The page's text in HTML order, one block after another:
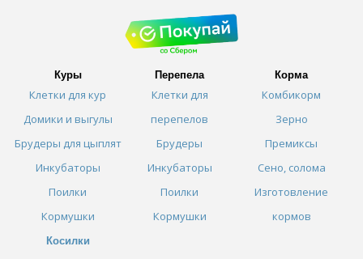
Куры
Клетки для кур
Домики и выгулы
Брудеры для цыплят
Инкубаторы
Поилки
Кормушки
Косилки
Перепела
Клетки для
перепелов
Брудеры
Инкубаторы
Поилки
Кормушки
Корма
Комбикорм
Зерно
Премиксы
Сено, солома
Изготовление
кормов